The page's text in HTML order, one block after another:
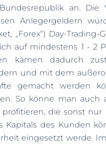
an. Die
Anlegergeldern
„Forex“) Day-Trading-
auf mindestens 1 - 2
kämen dadurch
und mit dem
gemacht werden
So könne man auch
die sonst
Kapitals des Kunden
eingesetzt werde.